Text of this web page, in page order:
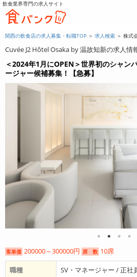
飲食業界専門の求人サイト
関西の飲食店の求人募集・転職TOP ＞ 求人検索 ＞ 株式
Cuvée J2 Hôtel Osaka by 温故知新の求人情
＜2024年1月にOPEN＞世界初のシャン
ージャー候補募集！【急募】
客単価 200000～300000円 席 数 10席
職種
SV・マネージャー / 正社